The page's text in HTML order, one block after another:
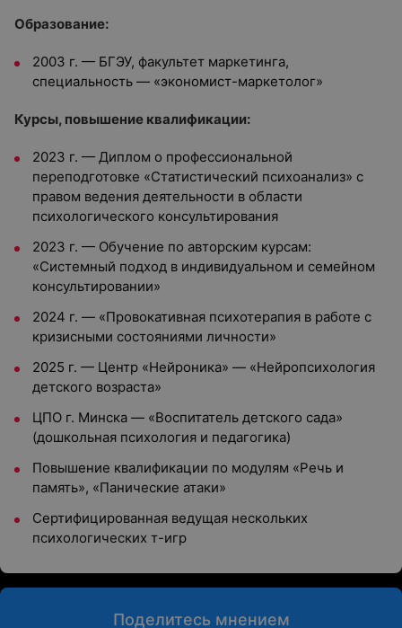
Образование:
2003 г. — БГЭУ, факультет маркетинга,
специальность — «экономист-маркетолог»
Курсы, повышение квалификации:
2023 г. — Диплом о профессиональной
переподготовке «Статистический психоанализ» с
правом ведения деятельности в области
психологического консультирования
2023 г. — Обучение по авторским курсам:
«Системный подход в индивидуальном и семейном
консультировании»
2024 г. — «Провокативная психотерапия в работе с
кризисными состояниями личности»
2025 г. — Центр «Нейроника» — «Нейропсихология
детского возраста»
ЦПО г. Минска — «Воспитатель детского сада»
(дошкольная психология и педагогика)
Повышение квалификации по модулям «Речь и
память», «Панические атаки»
Сертифицированная ведущая нескольких
психологических т-игр
Поделитесь мнением